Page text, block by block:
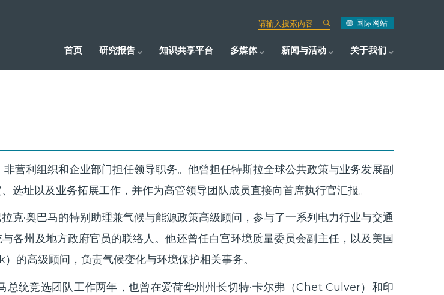
国际网站
首页 研究报告 知识共享平台 多媒体 新闻与活动 关于我们
营利组织和企业部门担任领导职务。他曾担任特斯拉全球公共政策与业务发展副
选址以及业务拓展工作，并作为高管领导团队成员直接向首席执行官汇报。
克·奥巴马的特别助理兼气候与能源政策高级顾问，参与了一系列电力行业与交通
各州及地方政府官员的联络人。他还曾任白宫环境质量委员会副主任，以及美国
的高级顾问，负责气候变化与环境保护相关事务。
统竞选团队工作两年，也曾在爱荷华州州长切特·卡尔弗（Chet Culver）和印